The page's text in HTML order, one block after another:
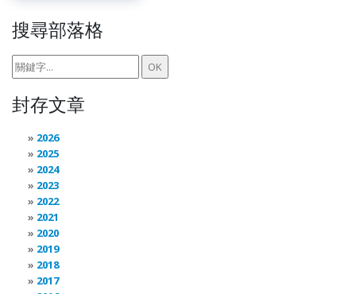
搜尋部落格
封存文章
2026
2025
2024
2023
2022
2021
2020
2019
2018
2017